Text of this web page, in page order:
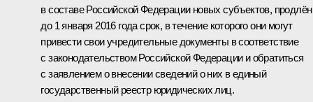
в составе Российской Федерации новых субъектов, продлён
до 1 января 2016 года срок, в течение которого они могут
привести свои учредительные документы в соответствие
с законодательством Российской Федерации и обратиться
с заявлением о внесении сведений о них в единый
государственный реестр юридических лиц.